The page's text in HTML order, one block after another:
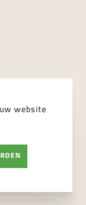
website